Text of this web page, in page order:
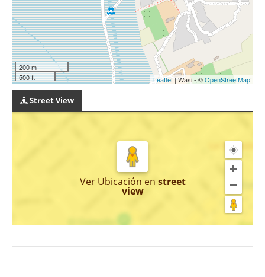
200 m
500 ft
Leaflet| Wasi - ©OpenStreetMap
Street View
Ver Ubicación en street
view